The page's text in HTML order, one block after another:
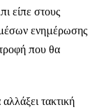
είπε στους
ενημέρωσης
που θα
τακτική